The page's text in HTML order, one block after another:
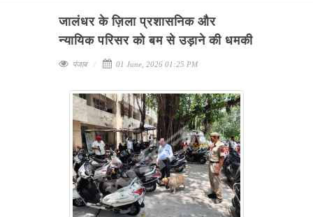
जालंधर के ज़िला प्रशासनिक और
न्यायिक परिसर को बम से उड़ाने की धमकी
पंजाब 01 June, 2026 01:25 PM